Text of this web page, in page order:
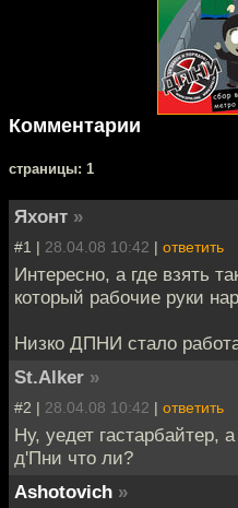
Комментарии
cтраницы: 1
Яхонт »
#1 | 28.04.08 10:42 | ответить
Интересно, а где взять
который рабочие руки
Низко ДПНИ стало
St.Alker »
#2 | 28.04.08 10:42 | ответить
Ну, уедет гастарбайтер,
д'Пни что ли?
Ashotovich »